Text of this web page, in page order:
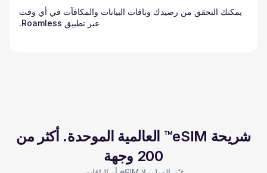
يمكنك التحقق من رصيدك وباقات البيانات والمكافآت في أي وقت
عبر تطبيق Roamless.
شريحة eSIM™ العالمية الموحدة. أكثر من
200 وجهة